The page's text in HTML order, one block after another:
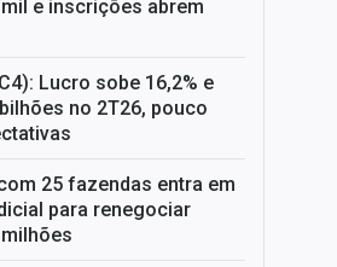
e inscrições abrem
Lucro sobe 16,2% e
no 2T26, pouco
25 fazendas entra em
para renegociar